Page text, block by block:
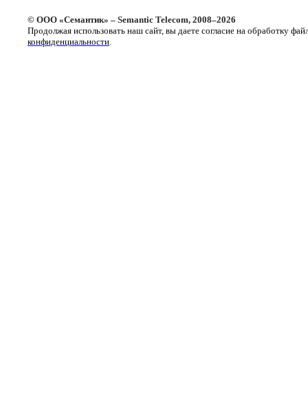
© ООО «Семантик» – Semantic Telecom, 2008–2026
Продолжая использовать наш сайт, вы даете согласие на обработку
конфиденциальности.